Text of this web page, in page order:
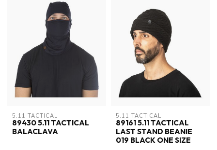
5.11 TACTICAL
89430 5.11 TACTICAL
BALACLAVA
5.11 TACTICAL
89161 5.11 TACTICAL
LAST STAND BEANIE
019 BLACK ONE SIZE